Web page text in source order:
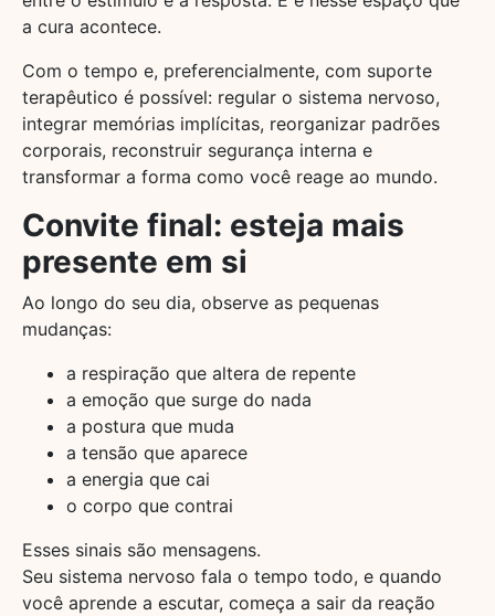
a cura acontece.
Com o tempo e, preferencialmente, com suporte
terapêutico é possível: regular o sistema nervoso,
integrar memórias implícitas, reorganizar padrões
corporais, reconstruir segurança interna e
transformar a forma como você reage ao mundo.
Convite final: esteja mais
presente em si
Ao longo do seu dia, observe as pequenas
mudanças:
a respiração que altera de repente
a emoção que surge do nada
a postura que muda
a tensão que aparece
a energia que cai
o corpo que contrai
Esses sinais são mensagens.
Seu sistema nervoso fala o tempo todo, e quando
você aprende a escutar, começa a sair da reação